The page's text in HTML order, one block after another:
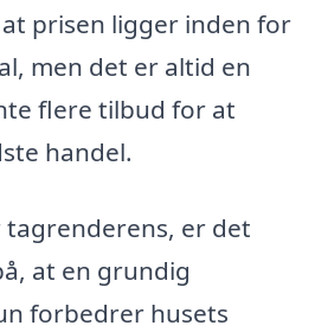
prisen ligger inden for
men det er altid en
flere tilbud for at
handel.
er det
at en grundig
forbedrer husets